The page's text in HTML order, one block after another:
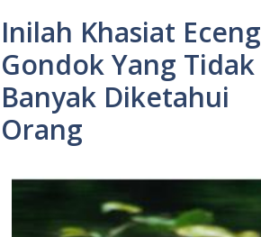
Inilah Khasiat Eceng
Gondok Yang Tidak
Banyak Diketahui
Orang